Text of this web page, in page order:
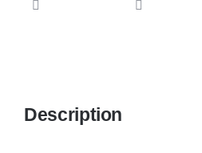
Description